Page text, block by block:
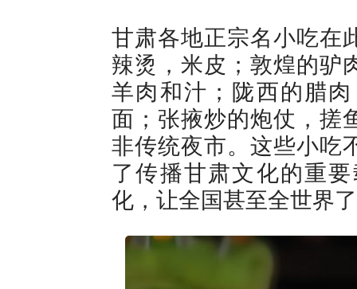
甘肃各地正宗名小吃在
辣烫，米皮；敦煌的驴
羊肉和汁；陇西的腊
面；张掖炒的炮仗，搓
非传统夜市。这些小吃
了传播甘肃文化的重
化，让全国甚至全世界